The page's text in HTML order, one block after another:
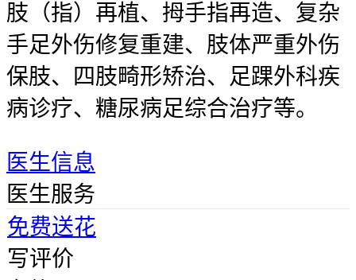
肢（指）再植、拇手指再造、复杂
手足外伤修复重建、肢体严重外伤
保肢、四肢畸形矫治、足踝外科疾
病诊疗、糖尿病足综合治疗等。
医生信息
医生服务
免费送花
写评价